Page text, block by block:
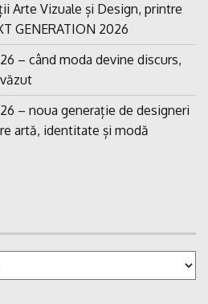
Arte Vizuale și Design, printre
GENERATION 2026
– când moda devine discurs,
– noua generație de designeri
artă, identitate și modă